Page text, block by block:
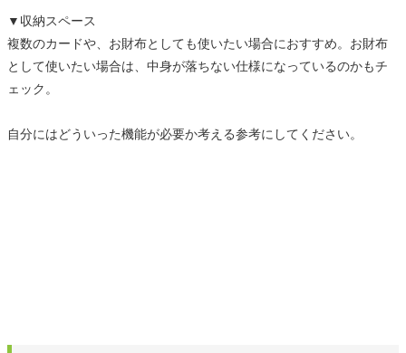
▼収納スペース
複数のカードや、お財布としても使いたい場合におすすめ。お財布
として使いたい場合は、中身が落ちない仕様になっているのかもチ
ェック。
自分にはどういった機能が必要か考える参考にしてください。